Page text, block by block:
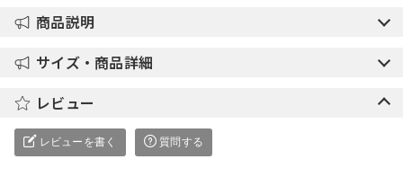
商品説明
サイズ・商品詳細
レビュー
レビューを書く 質問する